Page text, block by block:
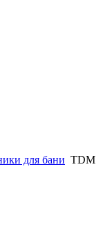
для бани TDM